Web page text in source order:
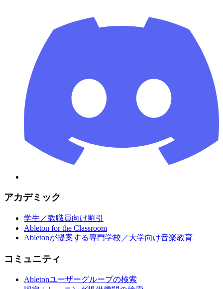
アカデミック
学生／教職員向け割引
Ableton for the Classroom
Abletonが提案する専門学校／大学向け音楽教育
コミュニティ
Abletonユーザーグループの検索